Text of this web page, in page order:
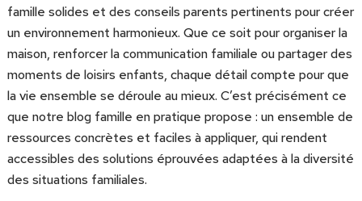
famille solides et des conseils parents pertinents pour créer
un environnement harmonieux. Que ce soit pour organiser la
maison, renforcer la communication familiale ou partager des
moments de loisirs enfants, chaque détail compte pour que
la vie ensemble se déroule au mieux. C’est précisément ce
que notre blog famille en pratique propose : un ensemble de
ressources concrètes et faciles à appliquer, qui rendent
accessibles des solutions éprouvées adaptées à la diversité
des situations familiales.